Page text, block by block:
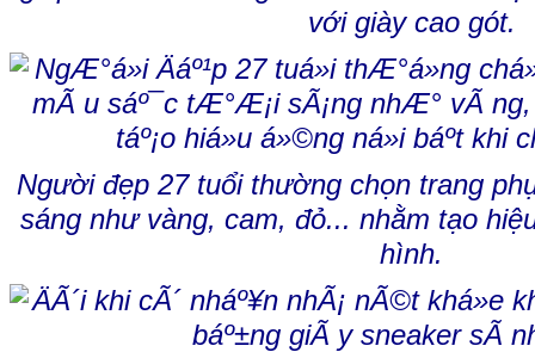
với giày cao gót.
Người đẹp 27 tuổi thường chọn trang
sáng như vàng, cam, đỏ... nhằm tạo
hình.